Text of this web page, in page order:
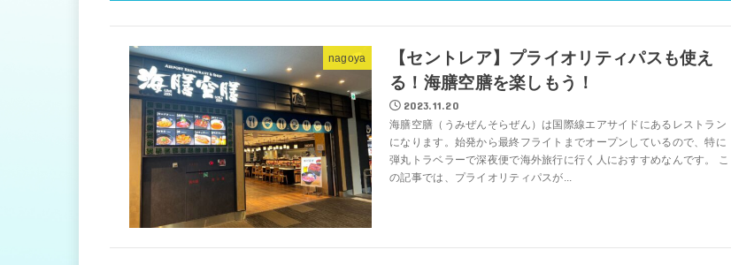
nagoya
【セントレア】プライオリティパスも使え
る！海膳空膳を楽しもう！
2023.11.20
海膳空膳（うみぜんそらぜん）は国際線エアサイドにあるレストラン
になります。始発から最終フライトまでオープンしているので、特に
弾丸トラベラーで深夜便で海外旅行に行く人におすすめなんです。 こ
の記事では、プライオリティパスが...